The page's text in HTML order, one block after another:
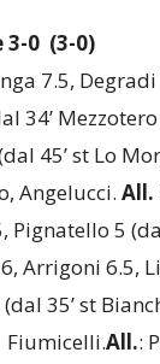
3-0 (3-0)
7.5,
34’
45’ st Lo
Angelucci. All.
Pignatello 5
Arrigoni 6.5,
35’ st
All.: